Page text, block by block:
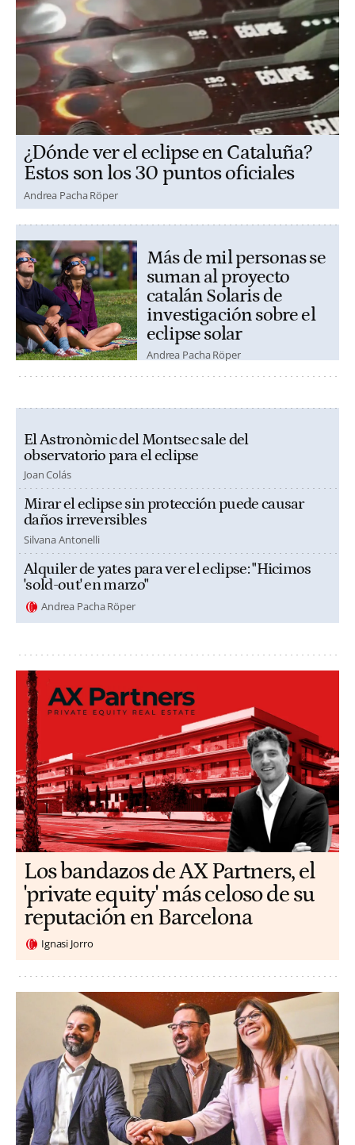
¿Dónde ver el eclipse en Cataluña?
Estos son los 30 puntos oficiales
Andrea Pacha Röper
Más de mil personas se
suman al proyecto
catalán Solaris de
investigación sobre el
eclipse solar
Andrea Pacha Röper
El Astronòmic del Montsec sale del
observatorio para el eclipse
Joan Colás
Mirar el eclipse sin protección puede causar
daños irreversibles
Silvana Antonelli
Alquiler de yates para ver el eclipse: "Hicimos
'sold-out' en marzo"
Andrea Pacha Röper
Los bandazos de AX Partners, el
'private equity' más celoso de su
reputación en Barcelona
Ignasi Jorro